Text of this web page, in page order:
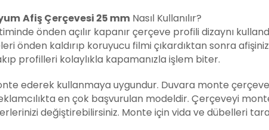
Afiş Çerçevesi 25 mmNasıl Kullanılır?
önden açılır kapanır çerçeve profili dizaynı
önden kaldırıp koruyucu filmi çıkardıktan sonra
profilleri kolaylıkla kapamanızla işlem biter.
ederek kullanmaya uygundur. Duvara monte
en çok başvurulan modeldir. Çerçeveyi
değiştirebilirsiniz. Monte için vida ve dübelleri